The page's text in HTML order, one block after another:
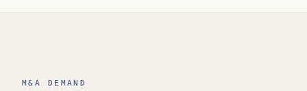
M&A DEMAND